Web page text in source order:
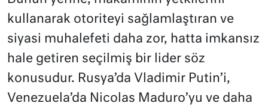
kullanarak otoriteyi sağlamlaştıran ve
siyasi muhalefeti daha zor, hatta imkansız
hale getiren seçilmiş bir lider söz
konusudur. Rusya’da Vladimir Putin’i,
Venezuela’da Nicolas Maduro’yu ve daha